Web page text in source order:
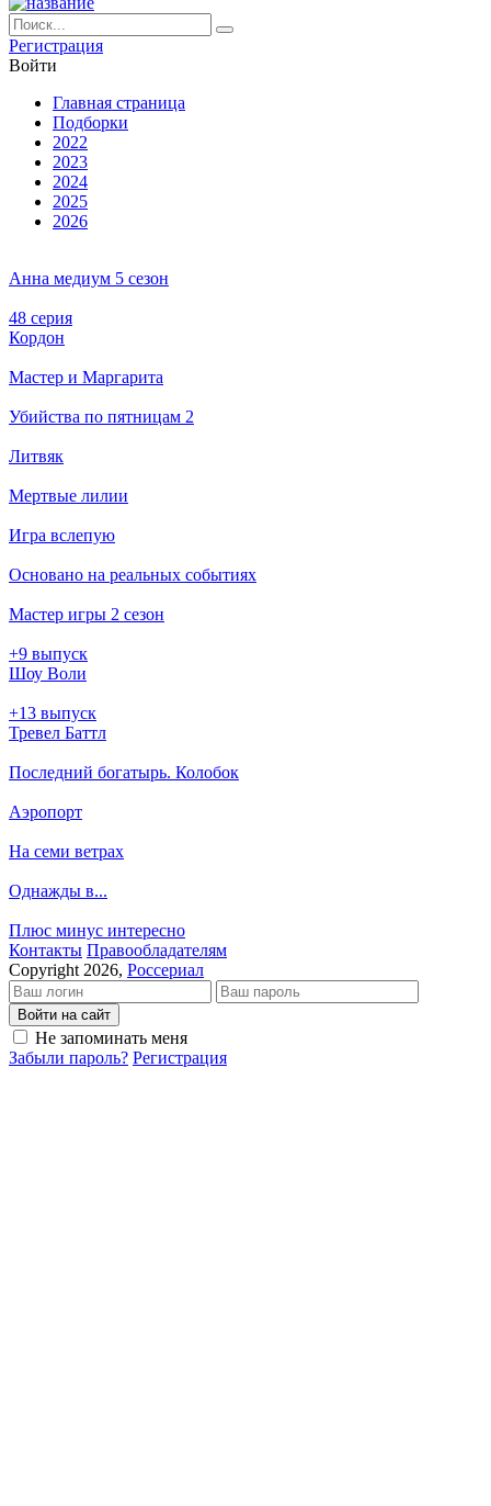
Ре­ги­ст­ра­ция
Вой­ти
Глав­ная стра­ни­ца
Подборки
2022
2023
2024
2025
2026
Анна медиум 5 сезон
48 серия
Кордон
Мастер и Маргарита
Убийства по пятницам 2
Литвяк
Мертвые лилии
Игра вслепую
Основано на реальных событиях
Мастер игры 2 сезон
+9 выпуск
Шоу Воли
+13 выпуск
Тревел Баттл
Последний богатырь. Колобок
Аэропорт
На семи ветрах
Однажды в...
Плюс минус интересно
Кон­так­ты Пра­во­об­ла­да­те­лям
Copyright 2026, Россериал
Войти на сайт
Не запоминать меня
Забыли пароль? Регистрация